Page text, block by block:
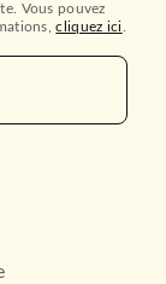
Vous pouvez
cliquez ici